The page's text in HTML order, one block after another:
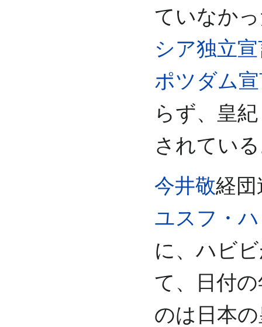
ていなか
シア独立
ポツダム
らず、皇
されてい
今井敬経
ユスフ・
に、ハビ
て、日付
のは日本